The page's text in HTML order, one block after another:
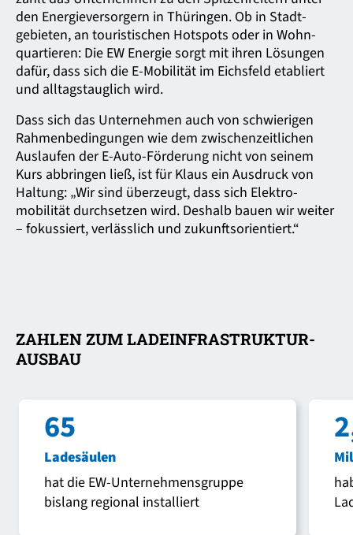
den Energie­versorgern in Thüringen. Ob in Stadt­
gebieten, an touris­tischen Hotspots oder in Wohn­
quartieren: Die EW Energie sorgt mit ihren Lösungen
dafür, dass sich die E-Mobilität im Eichsfeld etabliert
und alltags­tauglich wird.
Dass sich das Unternehmen auch von schwierigen
Rahmen­bedingungen wie dem zwischen­zeitlichen
Auslaufen der E-Auto-Förderung nicht von seinem
Kurs abbringen ließ, ist für Klaus ein Ausdruck von
Haltung: „Wir sind überzeugt, dass sich Elektro­
mobilität durchsetzen wird. Deshalb bauen wir weiter
– fokussiert, verlässlich und zukunftsorientiert.“
ZAHLEN ZUM LADEINFRASTRUKTUR-
AUSBAU
65
Ladesäulen
hat die EW-Unternehmensgruppe
bislang regional installiert